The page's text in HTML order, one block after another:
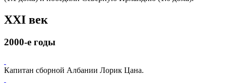
XXI век
2000-е годы
Капитан сборной Албании Лорик Цана.